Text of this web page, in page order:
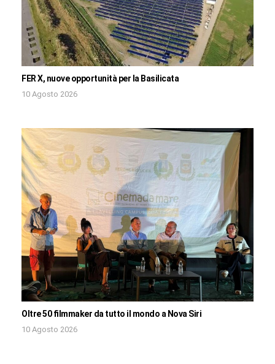
FER X, nuove opportunità per la Basilicata
10 Agosto 2026
Oltre 50 filmmaker da tutto il mondo a Nova Siri
10 Agosto 2026